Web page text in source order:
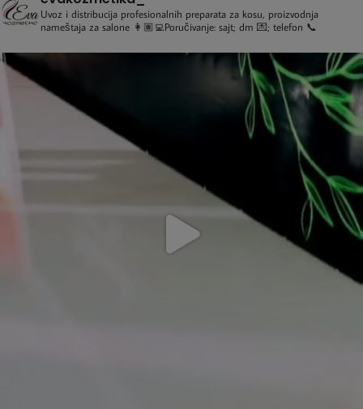
Uvoz i distribucija profesionalnih preparata za kosu, proizvodnja
nameštaja za salone 👩🏽‍💻Poručivanje: sajt; dm 💌; telefon 📞